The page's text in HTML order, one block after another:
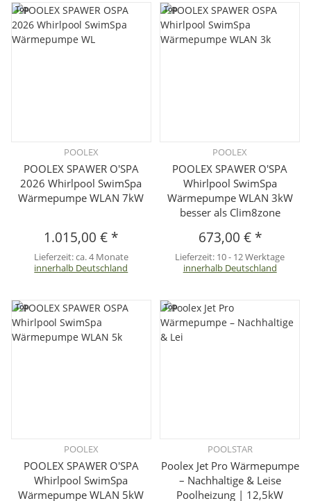
Top
POOLEX
POOLEX SPAWER O'SPA
2026 Whirlpool SwimSpa
Wärmepumpe WLAN 7kW
1.015,00 € *
Lieferzeit:ca. 4 Monate
innerhalb Deutschland
Top
POOLEX
POOLEX SPAWER O'SPA
Whirlpool SwimSpa
Wärmepumpe WLAN 3kW
besser als Clim8zone
673,00 € *
Lieferzeit: 10 - 12 Werktage
innerhalb Deutschland
Top
POOLEX
POOLEX SPAWER O'SPA
Whirlpool SwimSpa
Wärmepumpe WLAN 5kW
Top
POOLSTAR
Poolex Jet Pro Wärmepumpe
– Nachhaltige & Leise
Poolheizung | 12,5kW